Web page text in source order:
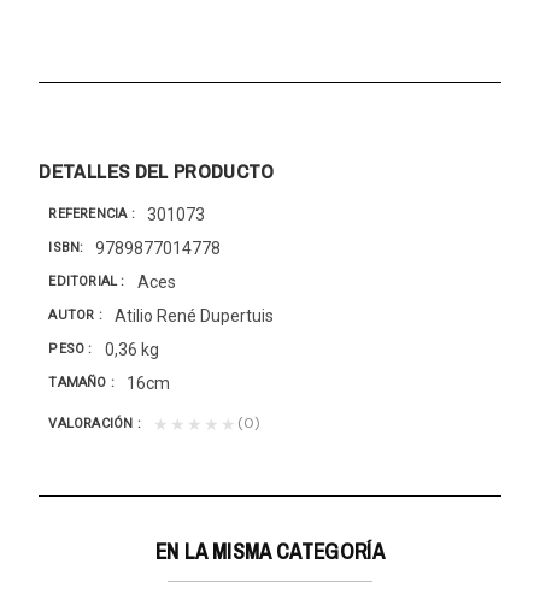
DETALLES DEL PRODUCTO
REFERENCIA 301073
ISBN 9789877014778
EDITORIAL Aces
AUTOR Atilio René Dupertuis
PESO 0,36 kg
TAMAÑO 16cm
VALORACIÓN ★★★★★ (0)
EN LA MISMA CATEGORÍA